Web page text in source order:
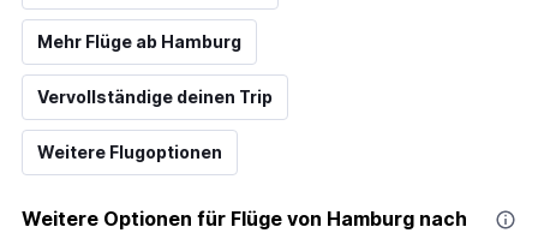
Mehr Flüge ab Hamburg
Vervollständige deinen Trip
Weitere Flugoptionen
Weitere Optionen für Flüge von Hamburg nach